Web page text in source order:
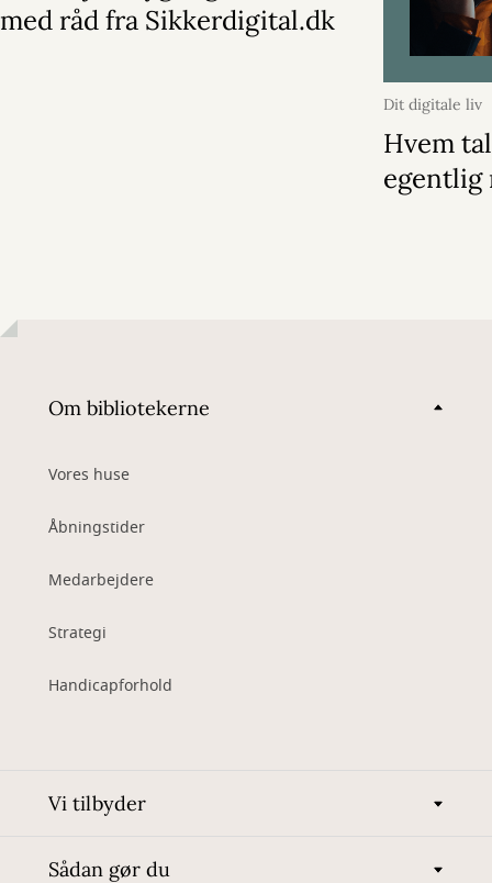
med råd fra Sikkerdigital.dk
Dit digitale liv
2025
Hvem
egentlig
Om bibliotekerne
Vores huse
Åbningstider
Medarbejdere
Strategi
Handicapforhold
Vi tilbyder
Sådan gør du